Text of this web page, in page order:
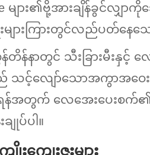
ျား၏ဗို့အားချိန်ခွင်လျှာ
းကြားတွင်လည်ပတ်နေသေ
န်နာတွင် သီးခြားမီးနှင့်
သင့်လျော်သောအကွာအဝေ
အတွက် လေအေးပေးစက်၏
ျုပ်ပါ။
ကျေးဇူးများ